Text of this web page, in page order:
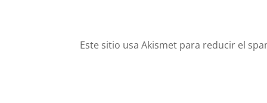
Este sitio usa Akismet para reducir el